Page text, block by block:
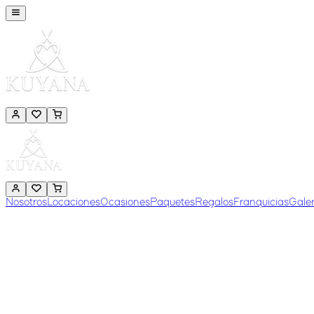
Nosotros LocacionesOcasionesPaquetesRegalosFranquicias